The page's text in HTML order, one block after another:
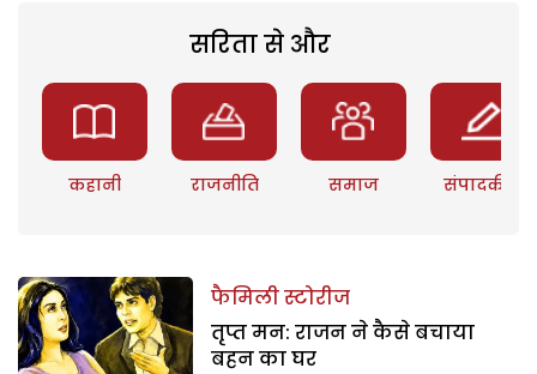
सरिता से और
कहानी राजनीति समाज संपादकीय
फैमिली स्टोरीज
तृप्त मन: राजन ने कैसे बचाया
बहन का घर